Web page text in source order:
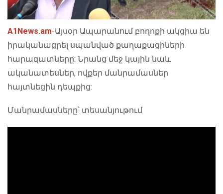
A1News.am-Այսօր Ապարանում բողոքի ակցիա են
իրականացրել սպանված քաղաքացիների
հարազատները: Նրանց մեջ կային նաև
ականատեսներ, ովքեր մանրամասներ
հայտնեցին դեպքից:
Մանրամասները՝ տեսանյութում